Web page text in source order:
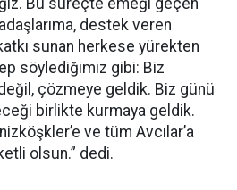
Bu süreçte emeği geçen
destek veren
sunan herkese yürekten
söylediğimiz gibi: Biz
çözmeye geldik. Biz günü
birlikte kurmaya geldik.
ve tüm Avcılar’a
olsun.” dedi.